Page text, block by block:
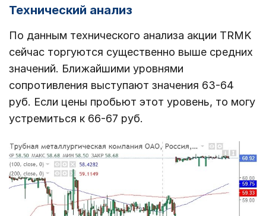
Технический анализ
По данным технического анализа акции TRMK
сейчас торгуются существенно выше средних
значений. Ближайшими уровнями
сопротивления выступают значения 63-64
руб. Если цены пробьют этот уровень, то могу
устремиться к 66-67 руб.